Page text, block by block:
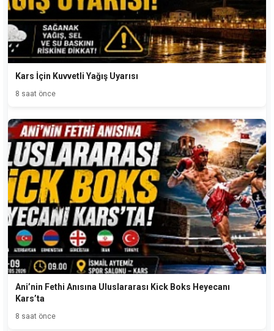
Kars İçin Kuvvetli Yağış Uyarısı
8 saat önce
Ani’nin Fethi Anısına Uluslararası Kick Boks Heyecanı
Kars’ta
8 saat önce